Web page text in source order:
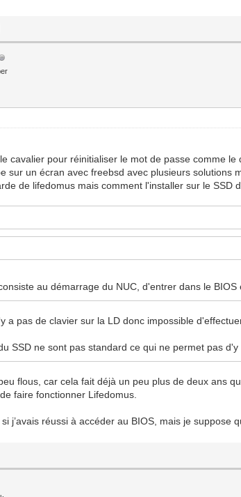
cavalier pour réinitialiser le mot de passe comme
sur un écran avec freebsd avec plusieurs solutions
de lifedomus mais comment l'installer sur le SSD
au démarrage du NUC, d'entrer dans le
a pas de clavier sur la LD donc impossible
SSD ne sont pas standard ce qui ne permet pas
flous, car cela fait déjà un peu plus de deux ans
faire fonctionner Lifedomus.
j’avais réussi à accéder au BIOS, mais je suppose